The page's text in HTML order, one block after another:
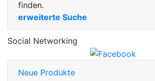
finden.
erweiterte Suche
Social Networking
Neue Produkte